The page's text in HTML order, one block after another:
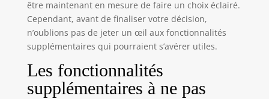
être maintenant en mesure de faire un choix éclairé.
Cependant, avant de finaliser votre décision,
n’oublions pas de jeter un œil aux fonctionnalités
supplémentaires qui pourraient s’avérer utiles.
Les fonctionnalités
supplémentaires à ne pas